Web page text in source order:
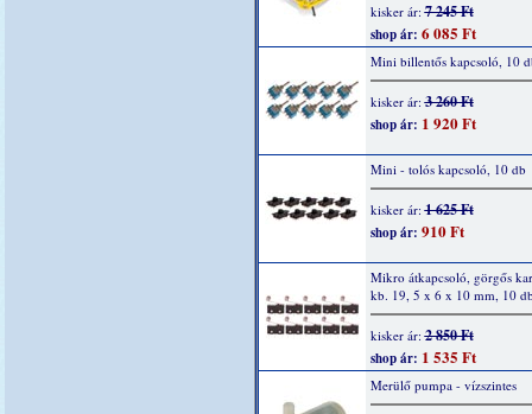
kisker ár:7 245 Ft
shop ár: 6 085 Ft
Mini billentős kapcsoló, 10
kisker ár:3 260 Ft
shop ár: 1 920 Ft
Mini - tolós kapcsoló, 10 db
kisker ár:1 625 Ft
shop ár: 910 Ft
Mikro átkapcsoló, görgős
kb. 19, 5 x 6 x 10 mm, 10
kisker ár:2 850 Ft
shop ár: 1 535 Ft
Merülő pumpa - vízszintes